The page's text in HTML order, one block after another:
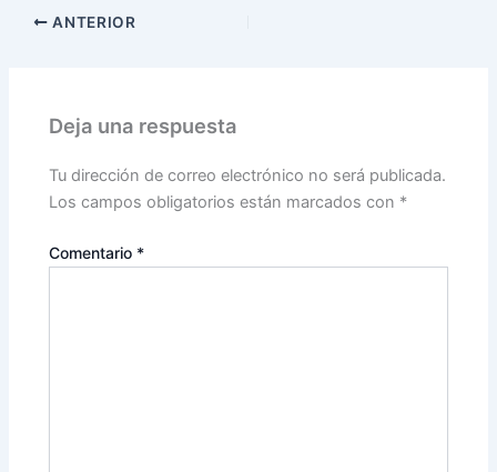
ANTERIOR
Deja una respuesta
Tu dirección de correo electrónico no será publicada.
Los campos obligatorios están marcados con *
Comentario *